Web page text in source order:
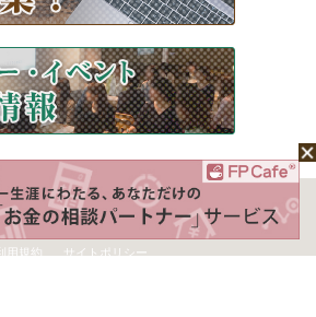
いて 運営会社
記事広告掲載について
・編集者募集 お問い合わせ
個人情報保護方針
用規約
サイトポリシー